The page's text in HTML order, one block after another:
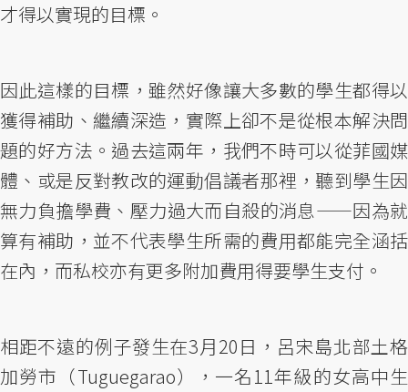
才得以實現的目標。
因此這樣的目標，雖然好像讓大多數的學生都得以
獲得補助、繼續深造，實際上卻不是從根本解決問
題的好方法。過去這兩年，我們不時可以從菲國媒
體、或是反對教改的運動倡議者那裡，聽到學生因
無力負擔學費、壓力過大而自殺的消息——因為就
算有補助，並不代表學生所需的費用都能完全涵括
在內，而私校亦有更多附加費用得要學生支付。
相距不遠的例子發生在3月20日，呂宋島北部土格
加勞市（Tuguegarao），一名11年級的女高中生